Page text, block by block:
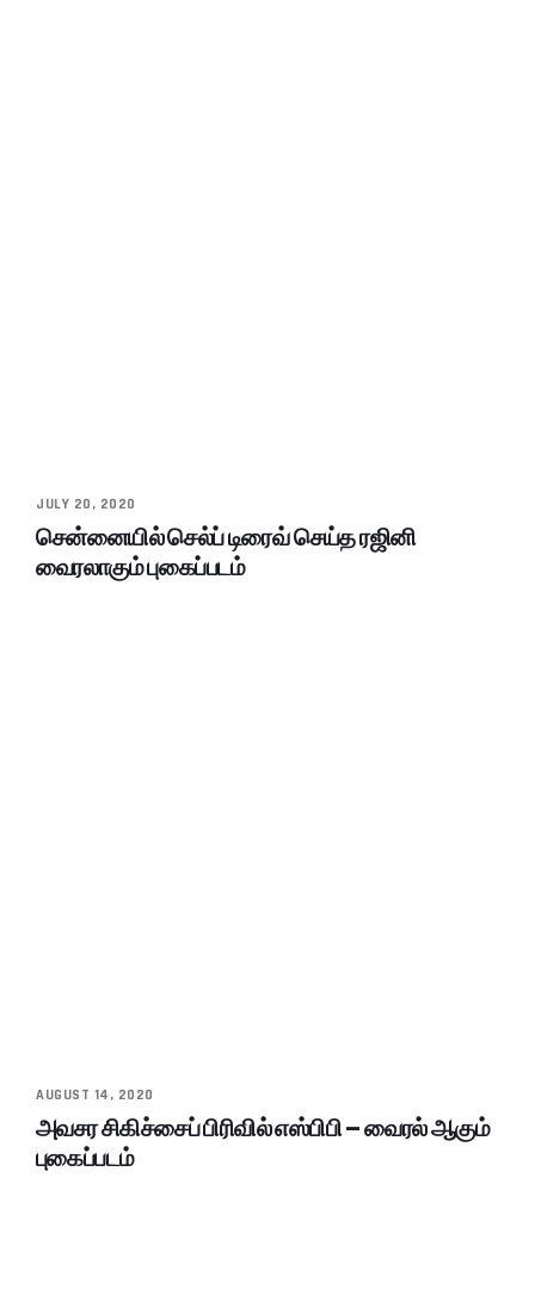
JULY 20, 2020
சென்னையில் செல்ப் டிரைவ் செய்த ரஜினி
வைரலாகும் புகைப்படம்
AUGUST 14, 2020
அவசர சிகிச்சைப் பிரிவில் எஸ்பிபி – வைரல் ஆகும்
புகைப்படம்